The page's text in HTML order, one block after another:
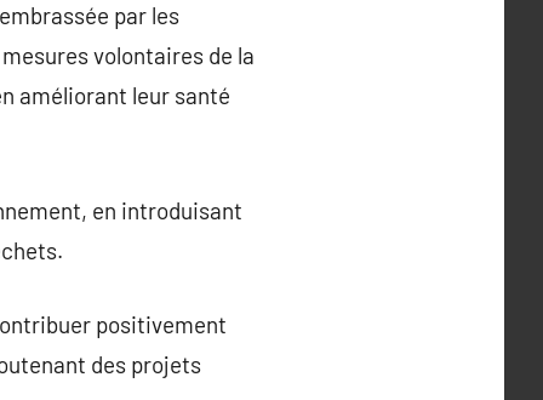
par les
volontaires de la
améliorant leur santé
en introduisant
positivement
des projets